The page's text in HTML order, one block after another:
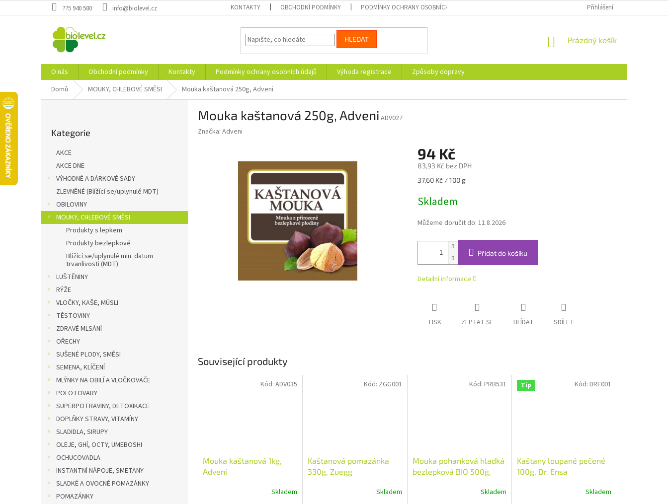
na
775 940 580 info@biolevel.cz KONTAKTY OBCHODNÍ PODMÍNKY PODMÍNKY OCHRANY OSOBNÍCH ÚDAJŮ Přihlášení
HLEDAT
NÁKUPNÍ
Prázdný košík
O nás Obchodní podmínky Kontakty Podmínky ochrany osobních údajů Výhoda registrace
Způsoby dopravy
Domů
MOUKY, CHLEBOVÉ SMĚSI Mouka kaštanová 250g, Adveni
a
n
kategorie
Kategorie
AKCE
AKCE DNE
VÝHODNÉ A DÁRKOVÉ SADY
ZLEVNĚNÉ (Blížící se/uplynulé MDT)
OBILOVINY
MOUKY, CHLEBOVÉ SMĚSI
Produkty s lepkem
Produkty bezlepkové
Blížící se/uplynulé min. datum
trvanlivosti (MDT)
LUŠTĚNINY
RÝŽE
VLOČKY, KAŠE, MÜSLI
TĚSTOVINY
ZDRAVÉ MLSÁNÍ
OŘECHY
SUŠENÉ PLODY, SMĚSI
SEMENA, KLÍČENÍ
MLÝNKY NA OBILÍ A VLOČKOVAČE
POLOTOVARY
SUPERPOTRAVINY, DETOXIKACE
DOPLŇKY STRAVY, VITAMÍNY
SLADIDLA, SIRUPY
OLEJE, GHÍ, OCTY, UMEBOSHI
OCHUCOVADLA
INSTANTNÍ NÁPOJE, SMETANY
SLADKÉ A OVOCNÉ POMAZÁNKY
POMAZÁNKY
Mouka kaštanová 250g, Adveni ADV027
Značka: Adveni
94 Kč
83,93 Kč bez DPH
Měrná
37,60 Kč / 100 g
Skladem
Můžeme doručit do: 11.8.2026
Přidat do košíku
Detailní informace
TISK ZEPTAT SE HLÍDAT SDÍLET
Související produkty
Mouka kaštanová 1kg,
Adveni
Skladem
Kód: ADV035
Kaštanová pomazánka
330g, Zuegg
Skladem
Kód: ZGG001
Mouka pohanková hladká
bezlepková BIO 500g,
Skladem
Kód:PRB531 Tip
Kaštany loupané pečené
100g, Dr. Ensa
Skladem
Kód: DRE001